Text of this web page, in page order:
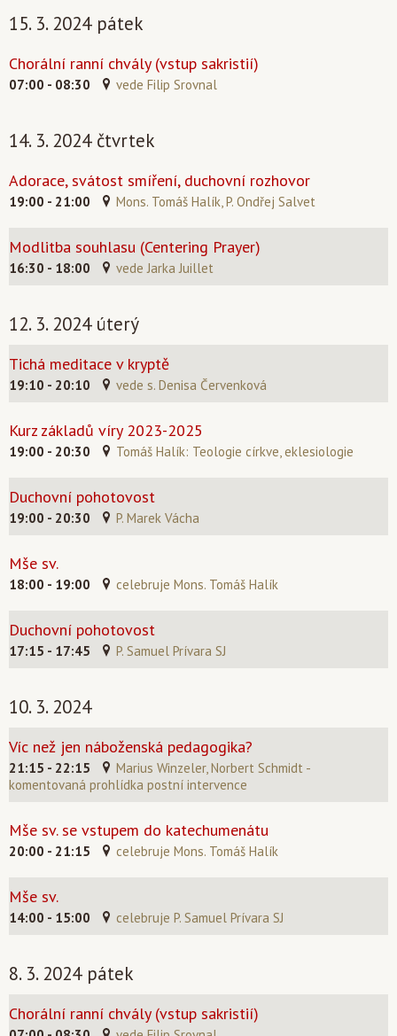
15. 3. 2024 pátek
Chorální ranní chvály (vstup sakristií)
07:00 - 08:30 vede Filip Srovnal
14. 3. 2024 čtvrtek
Adorace, svátost smíření, duchovní rozhovor
19:00 - 21:00 Mons. Tomáš Halík, P. Ondřej Salvet
Modlitba souhlasu (Centering Prayer)
16:30 - 18:00 vede Jarka Juillet
12. 3. 2024 úterý
Tichá meditace v kryptě
19:10 - 20:10 vede s. Denisa Červenková
Kurz základů víry 2023-2025
19:00 - 20:30 Tomáš Halík: Teologie církve, eklesiologie
Duchovní pohotovost
19:00 - 20:30 P. Marek Vácha
Mše sv.
18:00 - 19:00 celebruje Mons. Tomáš Halík
Duchovní pohotovost
17:15 - 17:45 P. Samuel Prívara SJ
10. 3. 2024
Víc než jen náboženská pedagogika?
21:15 - 22:15
Marius Winzeler, Norbert Schmidt -
komentovaná prohlídka postní intervence
Mše sv. se vstupem do katechumenátu
20:00 - 21:15 celebruje Mons. Tomáš Halík
Mše sv.
14:00 - 15:00 celebruje P. Samuel Prívara SJ
8. 3. 2024 pátek
Chorální ranní chvály (vstup sakristií)